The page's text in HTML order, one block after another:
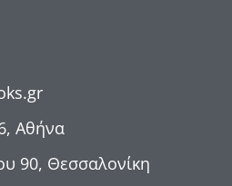
Αθήνα
90, Θεσσαλονίκη